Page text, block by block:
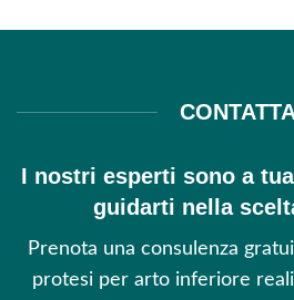
I nostri esperti sono a
guidarti nella
Prenota una consulenza
protesi per arto inferiore